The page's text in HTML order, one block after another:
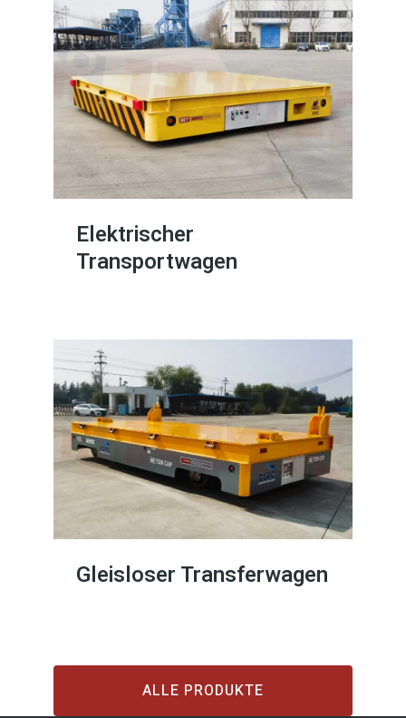
Elektrischer
Transportwagen
Gleisloser Transferwagen
ALLE PRODUKTE